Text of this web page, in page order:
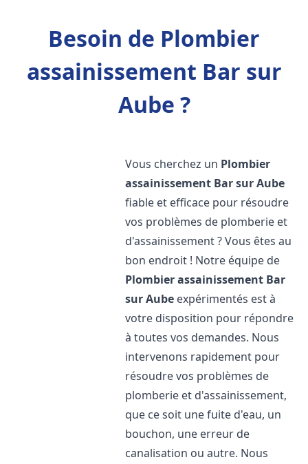
Besoin de Plombier
assainissement Bar sur
Aube ?
Vous cherchez un Plombier
assainissement Bar sur Aube
fiable et efficace pour résoudre
vos problèmes de plomberie et
d'assainissement ? Vous êtes au
bon endroit ! Notre équipe de
Plombier assainissement Bar
sur Aube expérimentés est à
votre disposition pour répondre
à toutes vos demandes. Nous
intervenons rapidement pour
résoudre vos problèmes de
plomberie et d'assainissement,
que ce soit une fuite d'eau, un
bouchon, une erreur de
canalisation ou autre. Nous